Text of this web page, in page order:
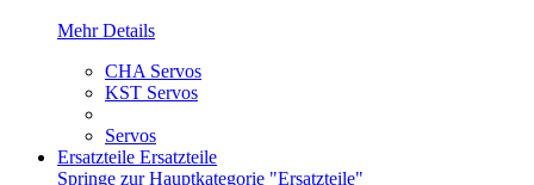
Mehr Details
CHA Servos
KST Servos
Servos
Ersatzteile Ersatzteile
Springe zur Hauptkategorie "Ersatzteile"